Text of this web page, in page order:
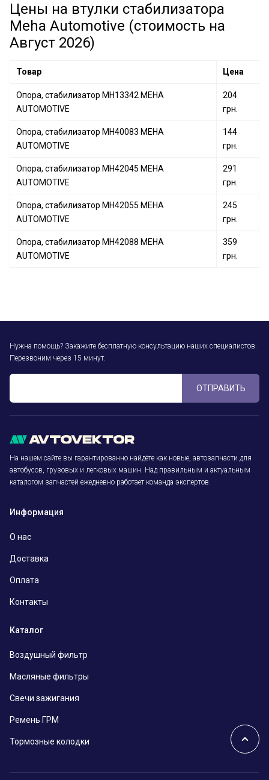
Опора, стабилизатор MH13210 MEHA AUTOMOTIVE
Цены на втулки стабилизатора
Meha Automotive (стоимость на
Август 2026)
Товар Цена
Опора, стабилизатор MH13342 MEHA
AUTOMOTIVE
204
грн.
Опора, стабилизатор MH40083 MEHA
AUTOMOTIVE
144
грн.
Опора, стабилизатор MH42045 MEHA
AUTOMOTIVE
291
грн.
Опора, стабилизатор MH42055 MEHA
AUTOMOTIVE
245
грн.
Опора, стабилизатор MH42088 MEHA
AUTOMOTIVE
359
грн.
Нужна помощь? Закажите бесплатную консультацию наших специалистов.
Перезвоним через 15 минут.
ОТПРАВИТЬ
На нашем сайте вы гарантированно найдёте как новые, автозапчасти для
автобусов, грузовых и легковых машин. Над правильным и актуальным
каталогом запчастей ежедневно работает команда экспертов.
Информация
О нас
Доставка
Оплата
Контакты
Каталог
Воздушный фильтр
Масляные фильтры
Свечи зажигания
Ремень ГРМ
Тормозные колодки